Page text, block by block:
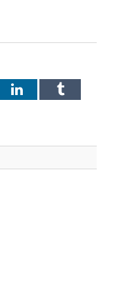
LinkedInTumblr